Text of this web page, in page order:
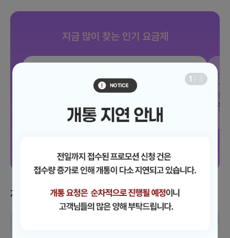
지금 많이 찾는 인기 요금제
조이 음성자유 7GB
문자 100건
월 3,300원/ 평생할인
통
지금 받을 수 있는 혜택 이벤트 더보기
1